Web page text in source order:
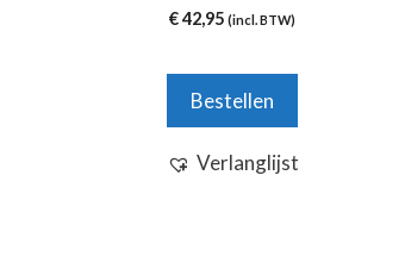
0
v
5
€42,95 (incl. BTW)
Bestellen
Verlanglijst